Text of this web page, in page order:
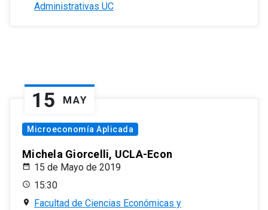
Administrativas UC
15 MAY
Microeconomía Aplicada
Michela Giorcelli, UCLA-Econ
15 de Mayo de 2019
15:30
Facultad de Ciencias Económicas y